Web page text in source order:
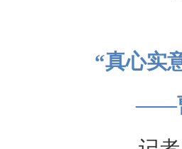
“真心实
——